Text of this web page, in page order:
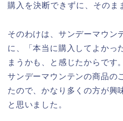
購入を決断できずに、そのま
そのわけは、サンデーマウン
に、「本当に購入してよかっ
まうかも、と感じたからです
サンデーマウンテンの商品の
たので、かなり多くの方が興
と思いました。